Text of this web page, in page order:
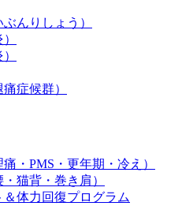
んりしょう）
症候群）
・PMS・更年期・冷え）
猫背・巻き肩）
体力回復プログラム